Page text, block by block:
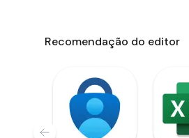
Recomendação do editor